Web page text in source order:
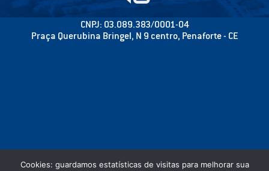
CNPJ: 03.089.383/0001-04
Praça Querubina Bringel, N 9 centro, Penaforte - CE
Cookies: guardamos estatísticas de visitas para melhorar sua